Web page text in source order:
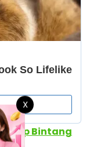
Bintang
X